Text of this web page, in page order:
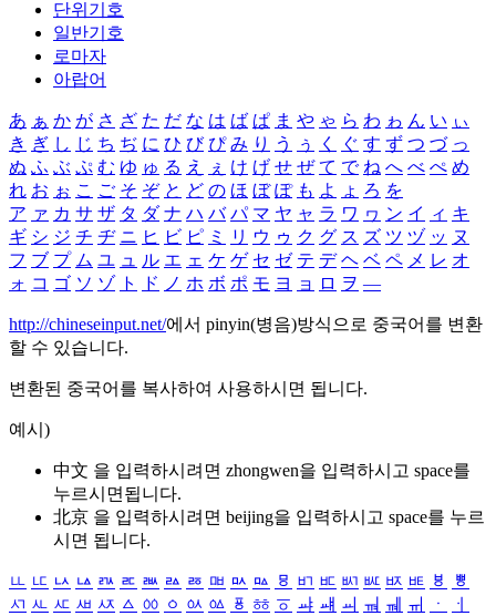
단위기호
일반기호
로마자
아랍어
あ ぁ か が さ ざ た だ な は ば ぱ ま や ゃ ら わ ゎ ん い ぃ
き ぎ し じ ち ぢ に ひ び ぴ み り う ぅ く ぐ す ず つ づ っ
ぬ ふ ぶ ぷ む ゆ ゅ る え ぇ け げ せ ぜ て で ね へ べ ぺ め
れ お ぉ こ ご そ ぞ と ど の ほ ぼ ぽ も よ ょ ろ を
ア ァ カ サ ザ タ ダ ナ ハ バ パ マ ヤ ャ ラ ワ ヮ ン イ ィ キ
ギ シ ジ チ ヂ ニ ヒ ビ ピ ミ リ ウ ゥ ク グ ス ズ ツ ヅ ッ ヌ
フ ブ プ ム ユ ュ ル エ ェ ケ ゲ セ ゼ テ デ ヘ ベ ペ メ レ オ
ォ コ ゴ ソ ゾ ト ド ノ ホ ボ ポ モ ヨ ョ ロ ヲ ―
http://chineseinput.net/에서 pinyin(병음)방식으로 중국어를 변환
할 수 있습니다.
변환된 중국어를 복사하여 사용하시면 됩니다.
예시)
中文 을 입력하시려면 zhongwen을 입력하시고 space를
누르시면됩니다.
北京 을 입력하시려면 beijing을 입력하시고 space를 누르
시면 됩니다.
ㅥ ㅦ ㅧ ㅨ ㅩ ㅪ ㅫ ㅬ ㅭ ㅮ ㅯ ㅰ ㅱ ㅲ ㅳ ㅴ ㅵ ㅶ ㅷ ㅸ
ㅹ
ㅺ ㅻ ㅼ ㅽ ㅾ ㅿ ㆀ ㆁ ㆂ ㆃ ㆄ ㆅ ㆆ ㆇ ㆈ ㆉ ㆊ ㆋ ㆌ ㆍ
ㆎ